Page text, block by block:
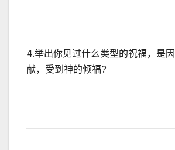
4.举出你见过什么类型的祝福，是
献，受到神的倾福?